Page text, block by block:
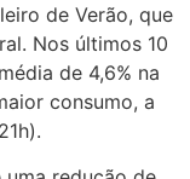
de Verão, que
Nos últimos 10
de 4,6% na
consumo, a